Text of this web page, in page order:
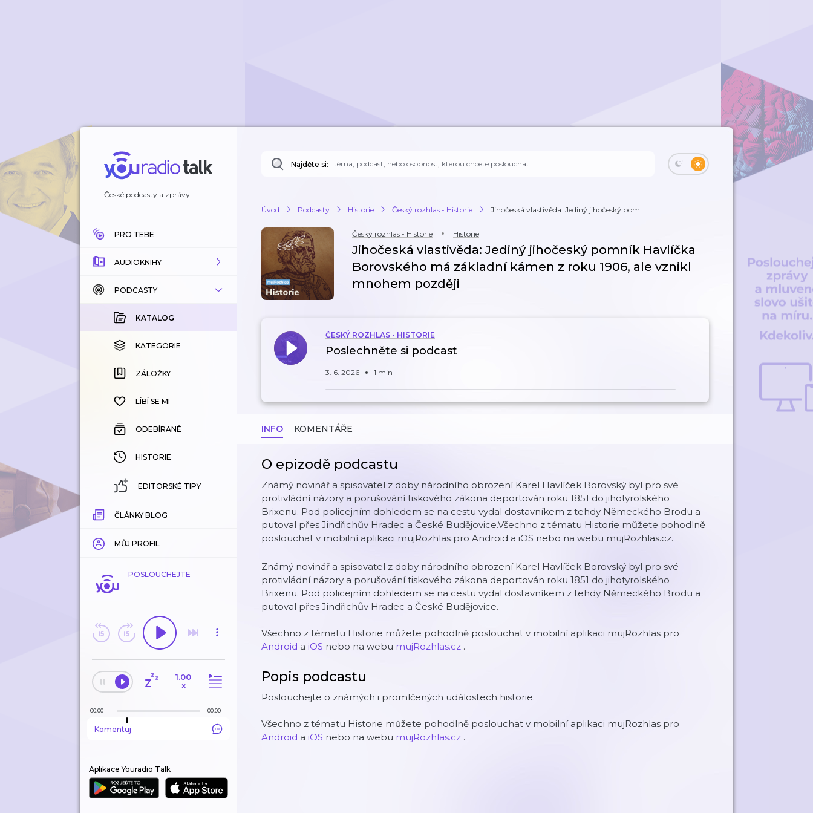
České podcasty a zprávy
PRO TEBE
AUDIOKNIHY
KATALOG
KOUPENÉ
KATEGORIE
ZÁLOŽKY
HISTORIE
PODCASTY
KATALOG
KATEGORIE
ZÁLOŽKY
LÍBÍ SE MI
ODEBÍRANÉ
HISTORIE
EDITORSKÉ TIPY
ČLÁNKY BLOG
MŮJ PROFIL
POSLOUCHEJTE
1.00
×
00:00 00:00
Komentuj
Aplikace Youradio Talk
Najděte si:
Úvod Podcasty Historie Český rozhlas - Historie Jihočeská vlastivěda: Jediný jihočeský pom...
Český rozhlas - Historie Historie
Jihočeská vlastivěda: Jediný jihočeský pomník Havlíčka
Borovského má základní kámen z roku 1906, ale vznikl
mnohem později
ČESKÝ ROZHLAS - HISTORIE
Poslechněte si podcast
3. 6. 2026 1 min
INFO KOMENTÁŘE
O epizodě podcastu
Známý novinář a spisovatel z doby národního obrození Karel Havlíček Borovský byl pro své
protivládní názory a porušování tiskového zákona deportován roku 1851 do jihotyrolského
Brixenu. Pod policejním dohledem se na cestu vydal dostavníkem z tehdy Německého Brodu a
putoval přes Jindřichův Hradec a České Budějovice.Všechno z tématu Historie můžete pohodlně
poslouchat v mobilní aplikaci mujRozhlas pro Android a iOS nebo na webu mujRozhlas.cz.
Známý novinář a spisovatel z doby národního obrození Karel Havlíček Borovský byl pro své
protivládní názory a porušování tiskového zákona deportován roku 1851 do jihotyrolského
Brixenu. Pod policejním dohledem se na cestu vydal dostavníkem z tehdy Německého Brodu a
putoval přes Jindřichův Hradec a České Budějovice.
Všechno z tématu Historie můžete pohodlně poslouchat v mobilní aplikaci mujRozhlas pro
Android a iOS nebo na webu mujRozhlas.cz .
Popis podcastu
Poslouchejte o známých i promlčených událostech historie.
Všechno z tématu Historie můžete pohodlně poslouchat v mobilní aplikaci mujRozhlas pro
Android a iOS nebo na webu mujRozhlas.cz .